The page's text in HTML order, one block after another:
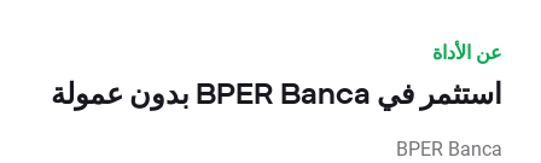
عن الأداة
استثمر في BPER Banca بدون عمولة
BPER Banca